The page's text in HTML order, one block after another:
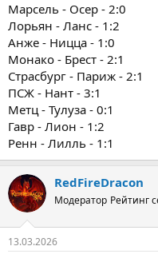
Марсель - Осер - 2:0
Лорьян - Ланс - 1:2
Анже - Ницца - 1:0
Монако - Брест - 2:1
Страсбург - Париж - 2:1
ПСЖ - Нант - 3:1
Метц - Тулуза - 0:1
Гавр - Лион - 1:2
Ренн - Лилль - 1:1
RedFireDracon
Модератор Рейтинг
13.03.2026